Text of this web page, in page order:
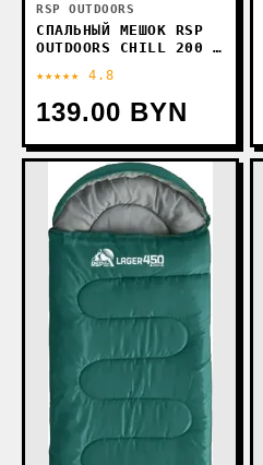
RSP OUTDOORS
СПАЛЬНЫЙ МЕШОК RSP
OUTDOORS CHILL 200 L
СЛЕВА)
★★★★★ 4.8
139.00 BYN